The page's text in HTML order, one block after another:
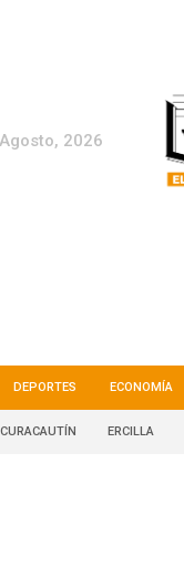
2026
DEPORTES ECONOMÍA
CURACAUTÍN ERCILLA